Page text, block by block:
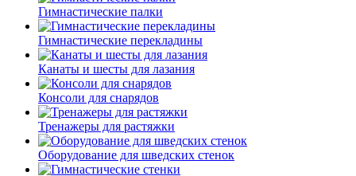
Гимнастические палки
Гимнастические перекладины
Канаты и шесты для лазания
Консоли для снарядов
Тренажеры для растяжки
Оборудование для шведских стенок